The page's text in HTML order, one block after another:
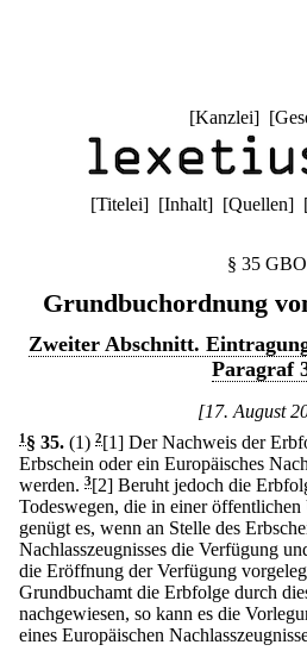
[Kanzlei] [
[Titelei] [Inhalt] [Quellen]
§ 35 GBO
Grundbuchordnung
Zweiter Abschnitt.
Paragraf
[17. August
1 § 35. (1) 2[1] Der Nachweis der
Erbschein oder ein Europäisches
werden. 3[2] Beruht jedoch die
Todeswegen, die in einer
genügt es, wenn an Stelle des
Nachlasszeugnisses die Verfügung
die Eröffnung der Verfügung
Grundbuchamt die Erbfolge durch
nachgewiesen, so kann es die
eines Europäischen